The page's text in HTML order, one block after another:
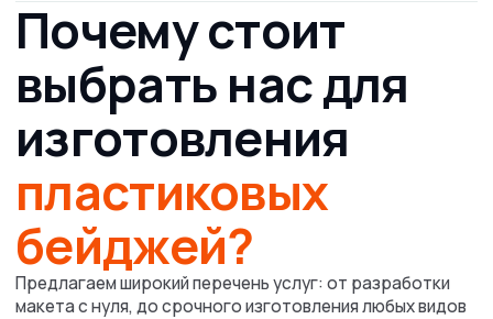
типографии
По будням с 09:00 до 18:00
+7 727 31 001 62
+7 700 31 000 20
г. Алматы, ул. Макатаева 117Г
Расчёт заказа
info@pxl.kz
4.9 Рейтинг
2ГИС
© PrintOnline, 2011-2025
Все права защищены.
ВАЖНО!Сайт носит исключительно информационный
характер и никакая информация, опубликованная на
нём, ни при каких условиях не является публичной
офертой.